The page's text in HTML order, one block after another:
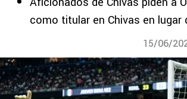
como titular en Chivas en lugar
15/06/